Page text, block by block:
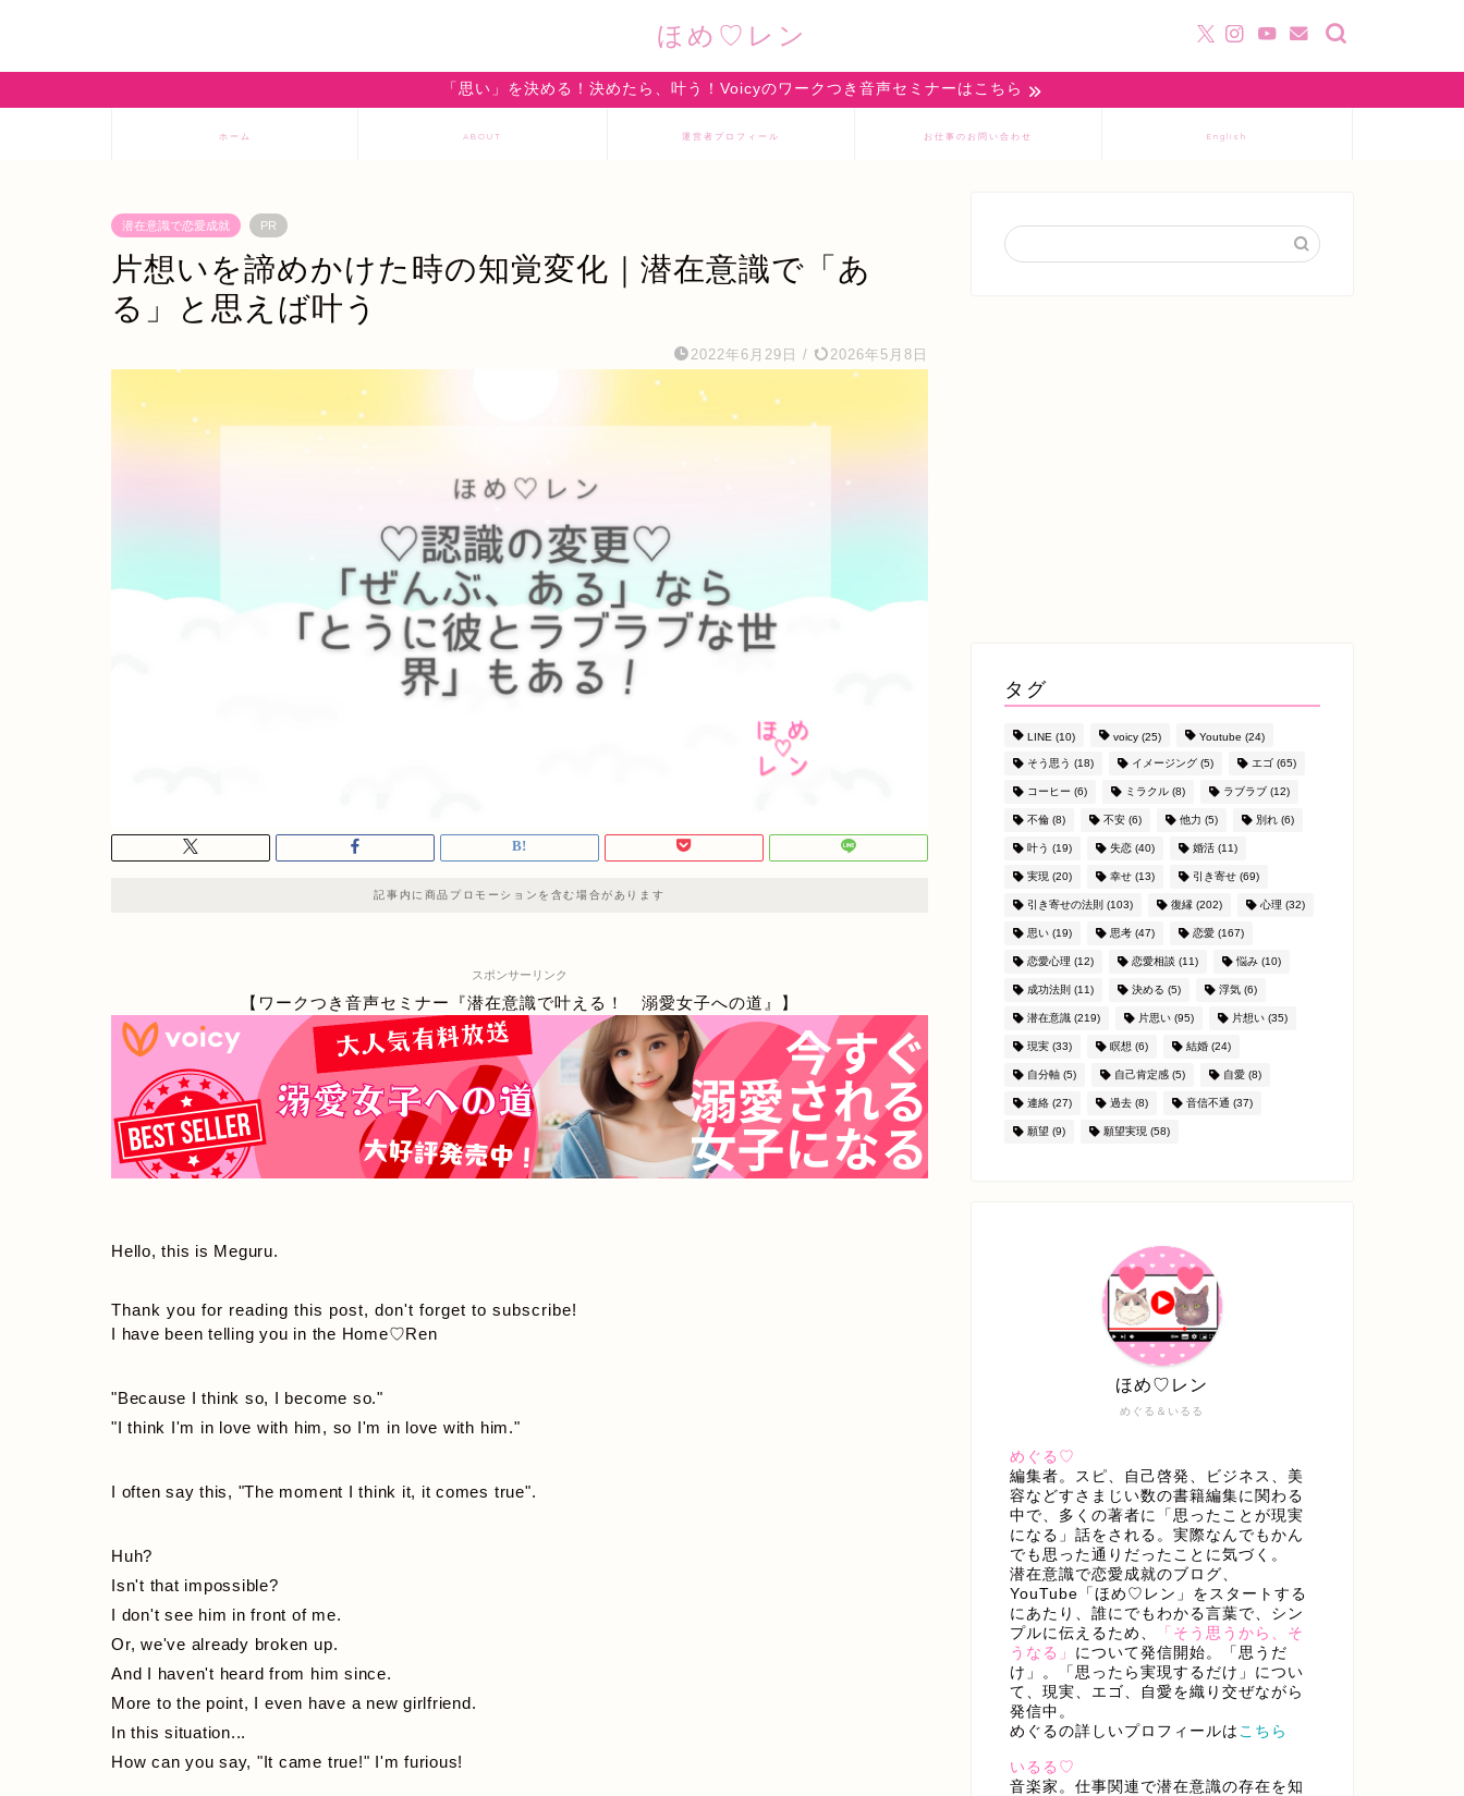
ほめ♡レン
「思い」を決める！決めたら、叶う！Voicyのワークつき音声セミナーはこちら
ホーム ABOUT 運営者プロフィール お仕事のお問い合わせ English
潜在意識で恋愛成就 PR
片想いを諦めかけた時の知覚変化｜潜在意識で「あ
る」と思えば叶う
2022年6月29日 / 2026年5月8日
記事内に商品プロモーションを含む場合があります
スポンサーリンク
【ワークつき音声セミナー『潜在意識で叶える！ 溺愛女子への道』】
Hello, this is Meguru.
Thank you for reading this post, don't forget to subscribe!
I have been telling you in the Home♡Ren
"Because I think so, I become so."
"I think I'm in love with him, so I'm in love with him."
I often say this, "The moment I think it, it comes true".
Huh?
Isn't that impossible?
I don't see him in front of me.
Or, we've already broken up.
And I haven't heard from him since.
More to the point, I even have a new girlfriend.
In this situation...
How can you say, "It came true!" I'm furious!
タグ
LINE (10) voicy(25) Youtube (24)
そう思う (18) イメージング(5) エゴ(65)
コーヒー (6) ミラクル(8) ラブラブ(12)
不倫(8) 不安(6) 他力 (5) 別れ(6)
叶う (19) 失恋(40) 婚活(11)
実現 (20) 幸せ(13) 引き寄せ(69)
引き寄せの法則 (103) 復縁(202) 心理 (32)
思い(19) 思考(47) 恋愛(167)
恋愛心理 (12) 恋愛相談 (11) 悩み(10)
成功法則 (11) 決める (5) 浮気(6)
潜在意識(219) 片思い(95) 片想い(35)
現実(33) 瞑想 (6) 結婚(24)
自分軸(5) 自己肯定感(5) 自愛(8)
連絡(27) 過去(8) 音信不通 (37)
願望 (9) 願望実現 (58)
めぐる＆いるる
ほめ♡レン
めぐる♡
編集者。スピ、自己啓発、ビジネス、美
容などすさまじい数の書籍編集に関わる
中で、多くの著者に「思ったことが現実
になる」話をされる。実際なんでもかん
でも思った通りだったことに気づく。
潜在意識で恋愛成就のブログ、
YouTube「ほめ♡レン」をスタートする
にあたり、誰にでもわかる言葉で、シン
プルに伝えるため、
「そう思うから、そ
うなる」 について発信開始。「思うだ
け」。「思ったら実現するだけ」につい
て、現実、エゴ、自愛を織り交ぜながら
発信中。
めぐるの詳しいプロフィールは こちら
いるる♡
音楽家。仕事関連で潜在意識の存在を知